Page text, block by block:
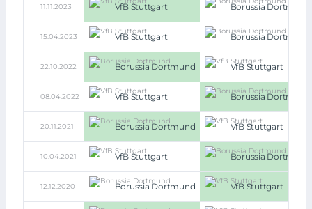
11.11.2023 VfB Stuttgart Borussia Dortmund
15.04.2023 VfB Stuttgart Borussia Dortmund
22.10.2022 Borussia Dortmund VfB Stuttgart
08.04.2022 VfB Stuttgart Borussia Dortmund
20.11.2021 Borussia Dortmund VfB Stuttgart
10.04.2021 VfB Stuttgart Borussia Dortmund
12.12.2020 Borussia Dortmund VfB Stuttgart